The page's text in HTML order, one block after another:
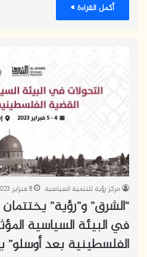
أكمل القراءة »
مركز رؤية للتنمية السياسية 8 فبراير، 2023
“الشرق” و”رؤية”
في البيئة السياسية
الفلسطينية بعد